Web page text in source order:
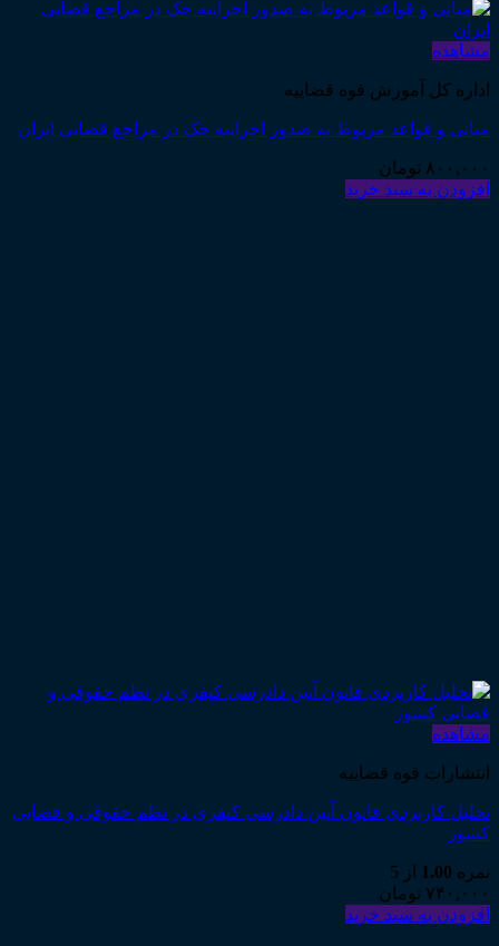
مشاهده
اداره کل آموزش قوه قضاییه
مبانی و قواعد مربوط به صدور اجراییه چک در مراجع قضایی ایران
۸۰۰,۰۰۰ تومان
افزودن به سبد خرید
مشاهده
انتشارات قوه قضاییه
تحليل كاربردی قانون آيين دادرسی كيفری در نظم حقوقی و قضايی
كشور
نمره 1.00
از 5
۷۴۰,۰۰۰ تومان
افزودن به سبد خرید